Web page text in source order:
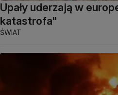
Upały uderzają w
katastrofa"
ŚWIAT